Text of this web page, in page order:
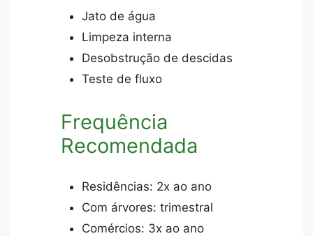
Jato de água
Limpeza interna
Desobstrução de descidas
Teste de fluxo
Frequência
Recomendada
Residências: 2x ao ano
Com árvores: trimestral
Comércios: 3x ao ano